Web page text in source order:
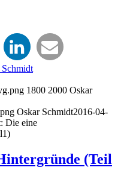
1800 2000 Oskar
Oskar Schmidt2016-04-
Die eine
(Teil